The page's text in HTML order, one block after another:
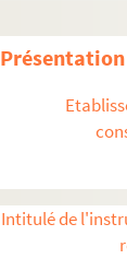
Intitulé de